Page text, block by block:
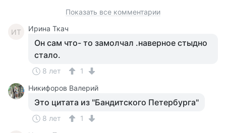
Показать все комментарии
ИТ Ирина Ткач
Он сам что- то замолчал .наверное стыдно
стало.
8 лет
1
Никифоров Валерий
Это цитата из "Бандитского Петербурга"
8 лет 1